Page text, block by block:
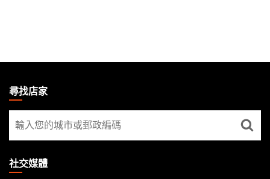
THE
GATHERING
FOOTER
尋找店家
尋
找
家
社交媒體